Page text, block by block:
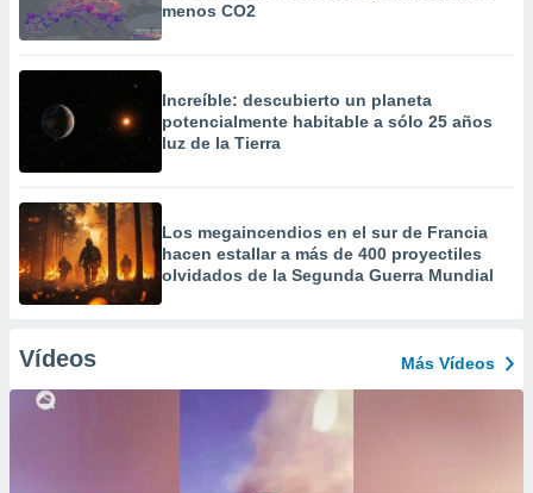
menos CO2
Increíble: descubierto un planeta
potencialmente habitable a sólo 25 años
luz de la Tierra
Los megaincendios en el sur de Francia
hacen estallar a más de 400 proyectiles
olvidados de la Segunda Guerra Mundial
Vídeos Más Vídeos